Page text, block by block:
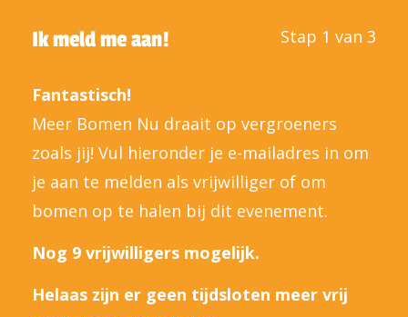
Ik meld me aan! Stap 1 van 3
Fantastisch!
Meer Bomen Nu draait op vergroeners
zoals jij! Vul hieronder je e-mailadres in om
je aan te melden als vrijwilliger of om
bomen op te halen bij dit evenement.
Nog 9 vrijwilligers mogelijk.
Helaas zijn er geen tijdsloten meer vrij